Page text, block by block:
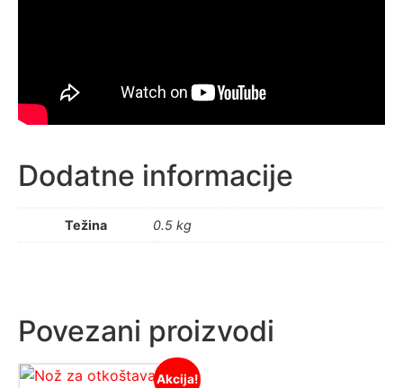
Dodatne informacije
Težina 0.5 kg
Povezani proizvodi
Akcija!